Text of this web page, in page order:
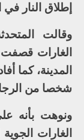
إطلاق النار
وقالت
الغارات
شخصا من
ونوهت بأنه
الغارات